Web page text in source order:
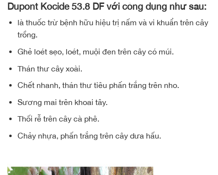
Dupont Kocide 53.8 DF với công dụng như sau:
là thuốc trừ bệnh hữu hiệu trị nấm và vi khuẩn trên cây
trồng.
Ghẻ loét sẹo, loét, muội đen trên cây có múi.
Thán thư cây xoài.
Chết nhanh, thán thư tiêu phấn trắng trên nho.
Sương mai trên khoai tây.
Thối rễ trên cây cà phê.
Chảy nhựa, phấn trắng trên cây dưa hấu.